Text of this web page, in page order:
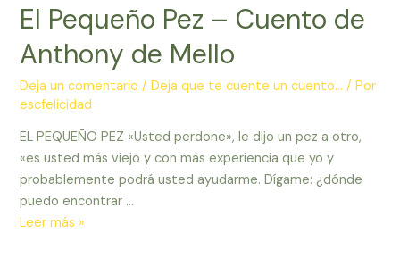
El Pequeño Pez – Cuento de
Anthony de Mello
Deja un comentario /Deja que te cuente un cuento... / Por
escfelicidad
EL PEQUEÑO PEZ «Usted perdone», le dijo un pez a otro,
«es usted más viejo y con más experiencia que yo y
probablemente podrá usted ayudarme. Dígame: ¿dónde
puedo encontrar …
El
Leer más »